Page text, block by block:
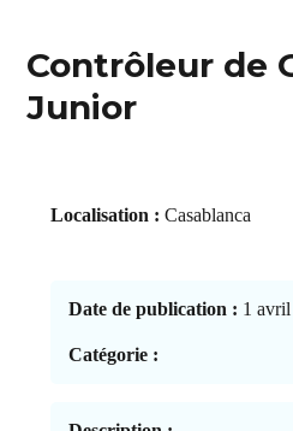
Contrôleur de
Junior
Localisation : Casablanca
Date de publication : 1
Catégorie :